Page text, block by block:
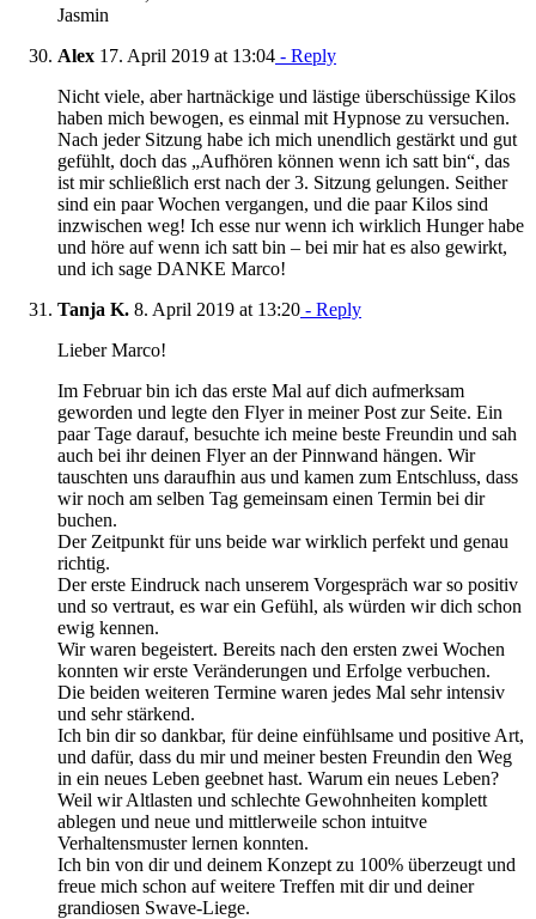
Jasmin
Alex 17. April 2019 at 13:04 - Reply
Nicht viele, aber hartnäckige und lästige überschüssige Kilos
haben mich bewogen, es einmal mit Hypnose zu versuchen.
Nach jeder Sitzung habe ich mich unendlich gestärkt und gut
gefühlt, doch das „Aufhören können wenn ich satt bin“, das
ist mir schließlich erst nach der 3. Sitzung gelungen. Seither
sind ein paar Wochen vergangen, und die paar Kilos sind
inzwischen weg! Ich esse nur wenn ich wirklich Hunger habe
und höre auf wenn ich satt bin – bei mir hat es also gewirkt,
und ich sage DANKE Marco!
Tanja K. 8. April 2019 at 13:20 - Reply
Lieber Marco!
Im Februar bin ich das erste Mal auf dich aufmerksam
geworden und legte den Flyer in meiner Post zur Seite. Ein
paar Tage darauf, besuchte ich meine beste Freundin und sah
auch bei ihr deinen Flyer an der Pinnwand hängen. Wir
tauschten uns daraufhin aus und kamen zum Entschluss, dass
wir noch am selben Tag gemeinsam einen Termin bei dir
buchen.
Der Zeitpunkt für uns beide war wirklich perfekt und genau
richtig.
Der erste Eindruck nach unserem Vorgespräch war so positiv
und so vertraut, es war ein Gefühl, als würden wir dich schon
ewig kennen.
Wir waren begeistert. Bereits nach den ersten zwei Wochen
konnten wir erste Veränderungen und Erfolge verbuchen.
Die beiden weiteren Termine waren jedes Mal sehr intensiv
und sehr stärkend.
Ich bin dir so dankbar, für deine einfühlsame und positive Art,
und dafür, dass du mir und meiner besten Freundin den Weg
in ein neues Leben geebnet hast. Warum ein neues Leben?
Weil wir Altlasten und schlechte Gewohnheiten komplett
ablegen und neue und mittlerweile schon intuitve
Verhaltensmuster lernen konnten.
Ich bin von dir und deinem Konzept zu 100% überzeugt und
freue mich schon auf weitere Treffen mit dir und deiner
grandiosen Swave-Liege.